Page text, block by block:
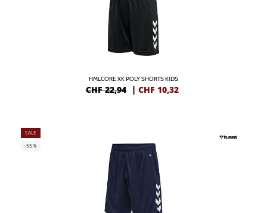
HMLCORE XK POLY SHORTS KIDS
CHF 22,94 | CHF 10,32
SALE
-55%